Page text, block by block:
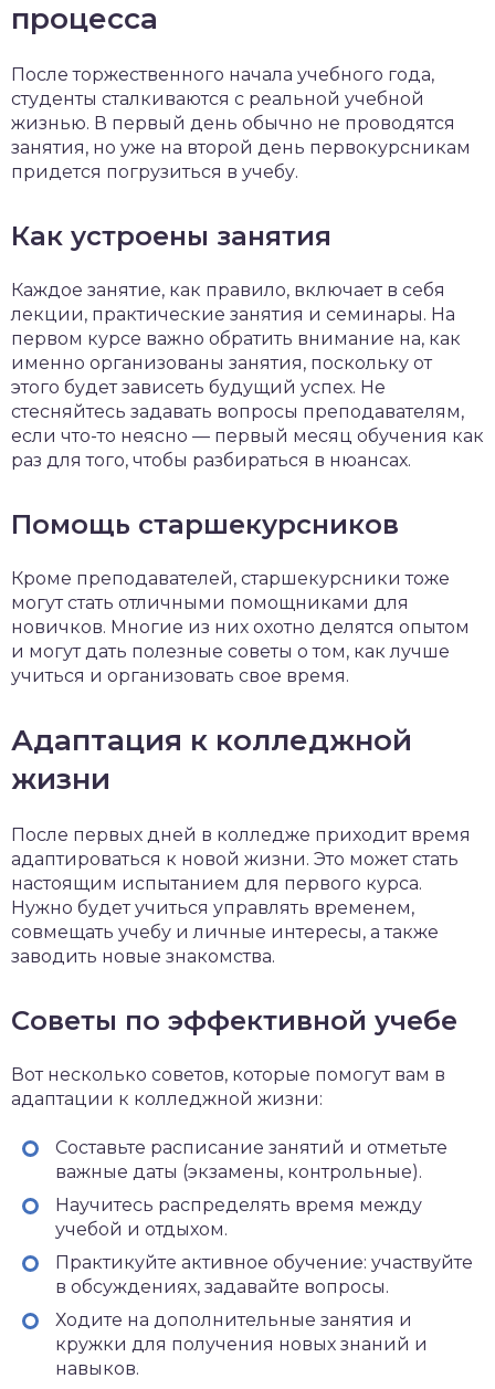
процесса
После торжественного начала учебного года,
студенты сталкиваются с реальной учебной
жизнью. В первый день обычно не проводятся
занятия, но уже на второй день первокурсникам
придется погрузиться в учебу.
Как устроены занятия
Каждое занятие, как правило, включает в себя
лекции, практические занятия и семинары. На
первом курсе важно обратить внимание на, как
именно организованы занятия, поскольку от
этого будет зависеть будущий успех. Не
стесняйтесь задавать вопросы преподавателям,
если что-то неясно — первый месяц обучения как
раз для того, чтобы разбираться в нюансах.
Помощь старшекурсников
Кроме преподавателей, старшекурсники тоже
могут стать отличными помощниками для
новичков. Многие из них охотно делятся опытом
и могут дать полезные советы о том, как лучше
учиться и организовать свое время.
Адаптация к колледжной
жизни
После первых дней в колледже приходит время
адаптироваться к новой жизни. Это может стать
настоящим испытанием для первого курса.
Нужно будет учиться управлять временем,
совмещать учебу и личные интересы, а также
заводить новые знакомства.
Советы по эффективной учебе
Вот несколько советов, которые помогут вам в
адаптации к колледжной жизни:
Составьте расписание занятий и отметьте
важные даты (экзамены, контрольные).
Научитесь распределять время между
учебой и отдыхом.
Практикуйте активное обучение: участвуйте
в обсуждениях, задавайте вопросы.
Ходите на дополнительные занятия и
кружки для получения новых знаний и
навыков.